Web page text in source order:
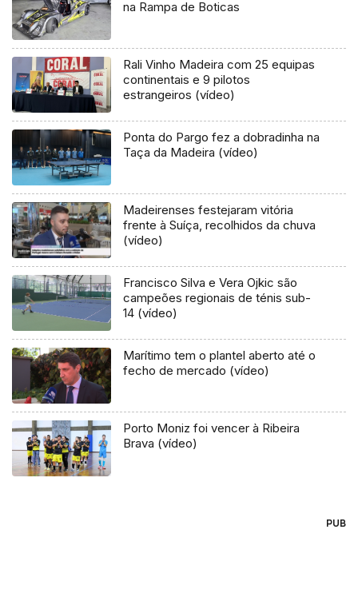
na Rampa de Boticas
Rali Vinho Madeira com 25 equipas
continentais e 9 pilotos
estrangeiros (vídeo)
Ponta do Pargo fez a dobradinha na
Taça da Madeira (vídeo)
Madeirenses festejaram vitória
frente à Suíça, recolhidos da chuva
(vídeo)
Francisco Silva e Vera Ojkic são
campeões regionais de ténis sub-
14 (vídeo)
Marítimo tem o plantel aberto até o
fecho de mercado (vídeo)
Porto Moniz foi vencer à Ribeira
Brava (vídeo)
PUB